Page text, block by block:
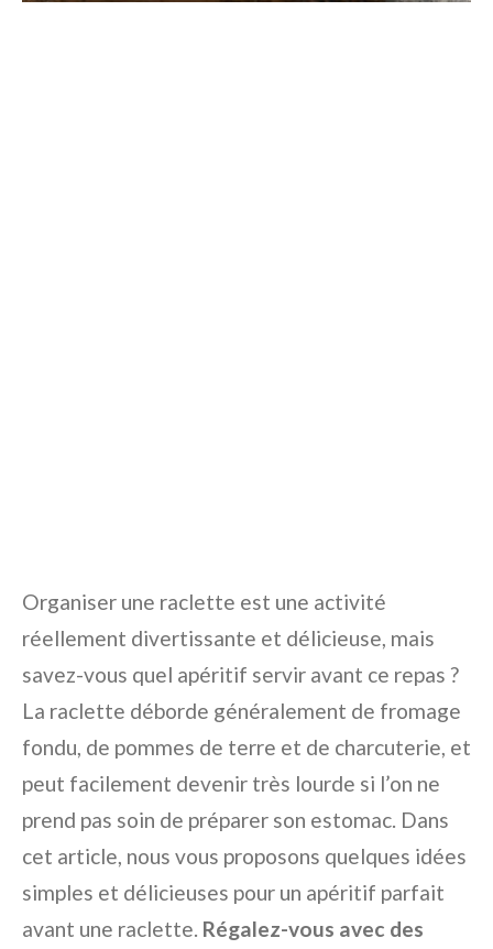
Organiser une raclette est une activité
réellement divertissante et délicieuse, mais
savez-vous quel apéritif servir avant ce repas ?
La raclette déborde généralement de fromage
fondu, de pommes de terre et de charcuterie, et
peut facilement devenir très lourde si l’on ne
prend pas soin de préparer son estomac. Dans
cet article, nous vous proposons quelques idées
simples et délicieuses pour un apéritif parfait
avant une raclette. Régalez-vous avec des